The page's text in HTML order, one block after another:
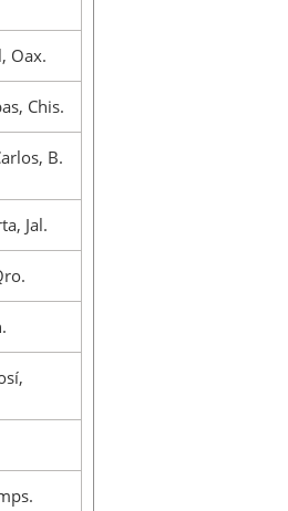
Oax.
Chis.
B.
Jal.